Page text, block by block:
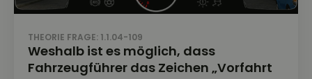
THEORIE FRAGE: 1.1.04-109
Weshalb ist es möglich, dass
Fahrzeugführer das Zeichen „Vorfahrt